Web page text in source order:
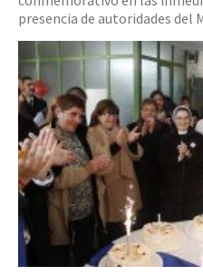
presencia de autoridades